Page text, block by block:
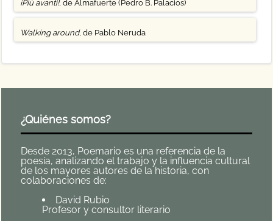
¡Più avanti!, de Almafuerte (Pedro B. Palacios)
Walking around, de Pablo Neruda
¿Quiénes somos?
Desde 2013, Poemario es una referencia de la
poesía, analizando el trabajo y la influencia cultural
de los mayores autores de la historia, con
colaboraciones de:
David Rubio
Profesor y consultor literario